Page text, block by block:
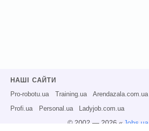
НАШІ САЙТИ
Pro-robotu.ua Training.ua Arendazala.com.ua
Profi.ua Personal.ua Ladyjob.com.ua
© 2002 — 2026 « Jobs.ua